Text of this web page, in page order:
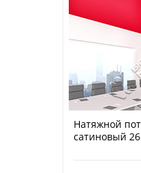
Натяжной
сатиновый